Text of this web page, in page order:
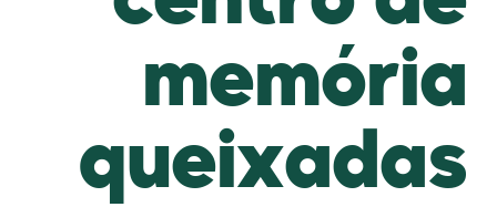
memória
queixadas